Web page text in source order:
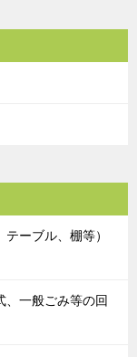
ーブル、棚等）
、一般ごみ等の回